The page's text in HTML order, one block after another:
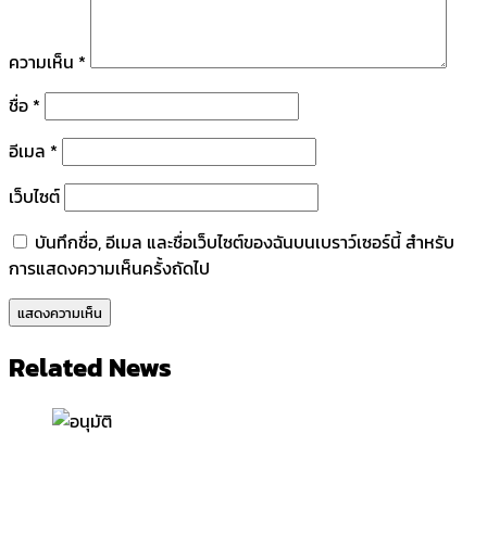
ความเห็น *
ชื่อ *
อีเมล *
เว็บไซต์
บันทึกชื่อ, อีเมล และชื่อเว็บไซต์ของฉันบนเบราว์เซอร์นี้ สำหรับ
การแสดงความเห็นครั้งถัดไป
Related News